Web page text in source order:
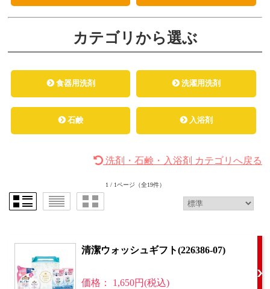
カテゴリから選ぶ
食器用洗剤 洗濯用洗剤
石鹸 入浴剤
洗剤・石鹸・入浴剤 カテゴリへ戻る
1 / 1ページ （全19件）
清潔ウォッシュギフト(226386-07)
価格： 1,650円(税込)